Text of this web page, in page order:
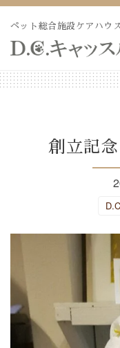
Skip
content
ペット総合施設ケアハウ
ペットホテル・長期
ペット訪問火葬・葬
よくあるご質問
会社概要
創立記